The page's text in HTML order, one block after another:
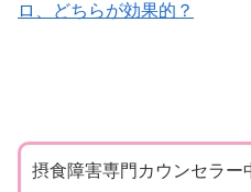
ロ、どちらが効果的？
摂食障害専門カウンセラー